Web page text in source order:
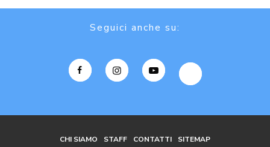
Seguici anche su:
CHI SIAMO STAFF CONTATTI SITEMAP